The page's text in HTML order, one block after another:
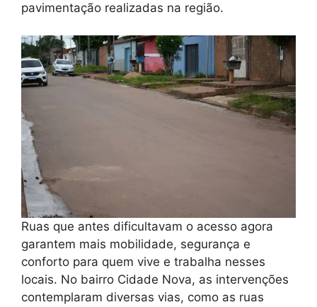
pavimentação realizadas na região.
Ruas que antes dificultavam o acesso agora
garantem mais mobilidade, segurança e
conforto para quem vive e trabalha nesses
locais. No bairro Cidade Nova, as intervenções
contemplaram diversas vias, como as ruas